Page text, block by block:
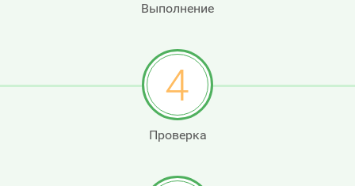
Выполнение
4
Проверка